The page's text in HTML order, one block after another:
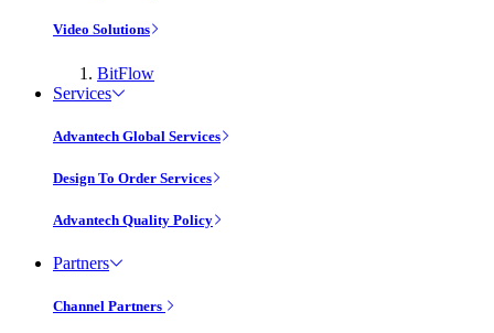
Video Solutions
BitFlow
Services
Advantech Global Services
Design To Order Services
Advantech Quality Policy
Partners
Channel Partners